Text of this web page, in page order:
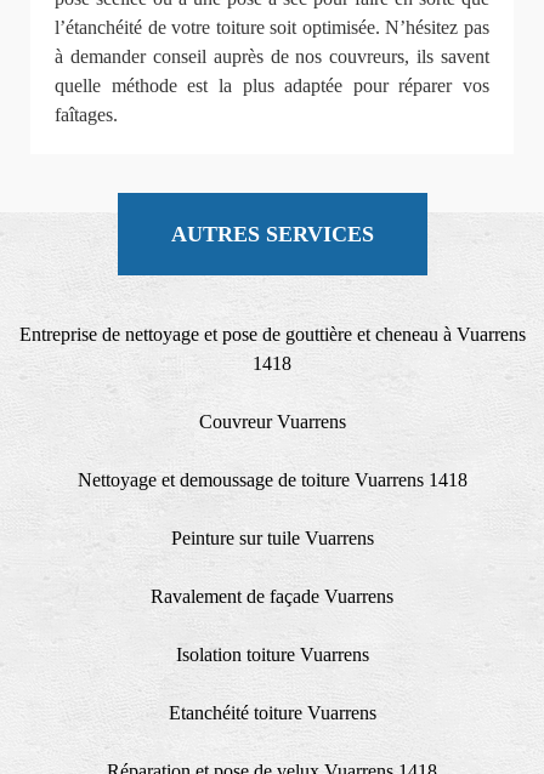
l’étanchéité de votre toiture soit optimisée. N’hésitez pas
à demander conseil auprès de nos couvreurs, ils savent
quelle méthode est la plus adaptée pour réparer vos
faîtages.
AUTRES SERVICES
Entreprise de nettoyage et pose de gouttière et cheneau à Vuarrens
1418
Couvreur Vuarrens
Nettoyage et demoussage de toiture Vuarrens 1418
Peinture sur tuile Vuarrens
Ravalement de façade Vuarrens
Isolation toiture Vuarrens
Etanchéité toiture Vuarrens